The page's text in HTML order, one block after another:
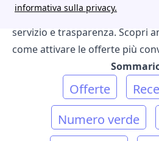
informativa sulla privacy.
forniture, mentre le recensioni
servizio e trasparenza. Scopri
come attivare le offerte più
Offerte
Numero verde